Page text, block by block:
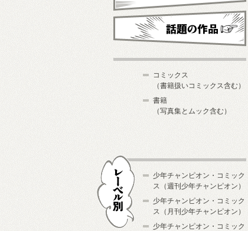
これから発売予定
コミックス
（書籍扱いコミックス含む）
書籍
（写真集とムック含む）
少年チャンピオン・コミック
ス（週刊少年チャンピオン）
少年チャンピオン・コミック
ス（月刊少年チャンピオン）
少年チャンピオン・コミック